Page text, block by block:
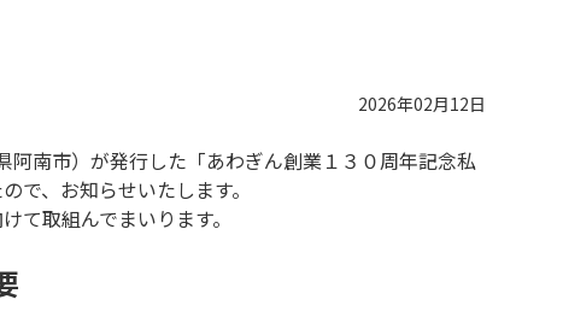
2026年02月12日
南市）が発行した「あわぎん創業１３０周年記念私
、お知らせいたします。
て取組んでまいります。